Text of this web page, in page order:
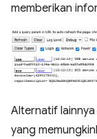
memberikan
Alternatif
yang